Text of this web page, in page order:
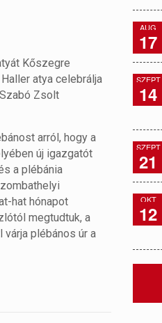
Kőszegre
atya celebrálja
Zsolt
arról, hogy a
új igazgatót
a plébánia
hat hónapot
megtudtuk, a
plébános úr a
AUG
17
SZEPT
14
SZEPT
21
OKT
12